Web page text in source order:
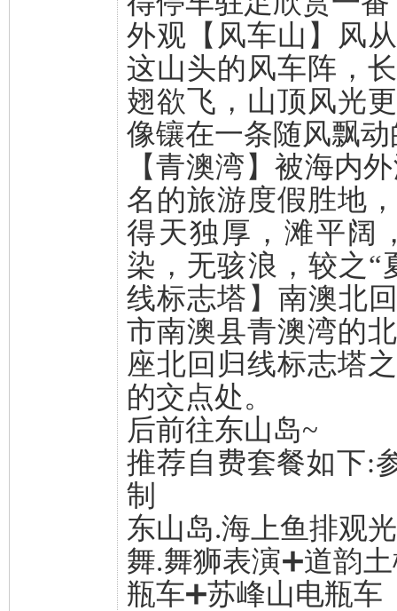
外观【风车山】风
这山头的风车阵，
翅欲飞，山顶风光
像镶在一条随风飘
【青澳湾】被海内
名的旅游度假胜地
得天独厚，滩平阔
染，无骇浪，较之“
线标志塔】南澳北
市南澳县青澳湾的
座北回归线标志塔
的交点处。
后前往东山岛~
推荐自费套餐如下:
制
东山岛.海上鱼排观
舞.舞狮表演➕道韵
瓶车➕苏峰山电瓶车